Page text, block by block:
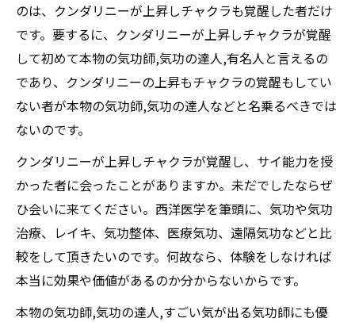
のは、クンダリニーが上昇しチャクラも覚醒した者だけ
です。要するに、クンダリニーが上昇しチャクラが覚醒
して初めて本物の気功師,気功の達人,有名人と言えるの
であり、クンダリニーの上昇もチャクラの覚醒もしてい
ない者が本物の気功師,気功の達人などと名乗るべきでは
ないのです。
クンダリニーが上昇しチャクラが覚醒し、サイ能力を授
かった者に会ったことがありますか。未だでしたならぜ
ひ会いに来てください。西洋医学を筆頭に、気功や気功
治療、レイキ、気功整体、医療気功、遠隔気功などと比
較をして頂きたいのです。何故なら、体験をしなければ
本当に効果や価値があるのか分からないからです。
本物の気功師,気功の達人,すごい気が出る気功師にも優